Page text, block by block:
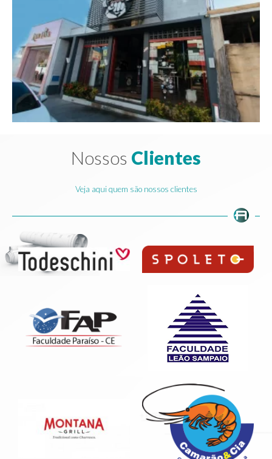
Nossos Clientes
Veja aqui quem são nossos clientes